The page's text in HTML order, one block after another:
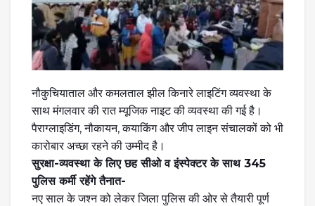
नौकुचियाताल और कमलताल झील किनारे लाइटिंग व्यवस्था के
साथ मंगलवार की रात म्यूजिक नाइट की व्यवस्था की गई है।
पैराग्लाइडिंग, नौकायन, कयाकिंग और जीप लाइन संचालकों को भी
कारोबार अच्छा रहने की उम्मीद है।
सुरक्षा-व्यवस्था के लिए छह सीओ व इंस्पेक्टर के साथ 345
पुलिस कर्मी रहेंगे तैनात-
नए साल के जश्न को लेकर जिला पुलिस की ओर से तैयारी पूर्ण